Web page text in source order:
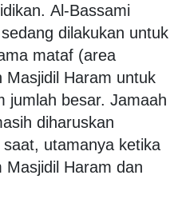
Al-Bassami
dilakukan untuk
mataf (area
Masjidil Haram untuk
jumlah besar. Jamaah
diharuskan
utamanya ketika
Masjidil Haram dan